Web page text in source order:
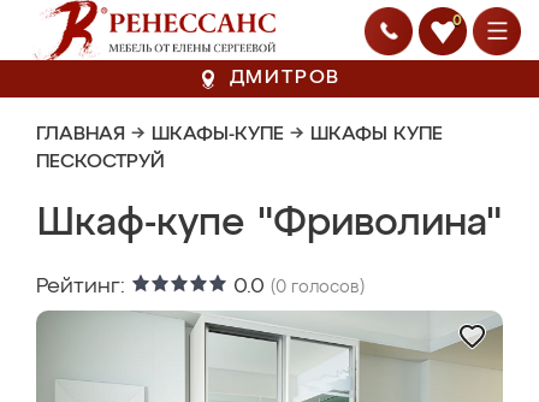
0
ДМИТРОВ
ГЛАВНАЯ → ШКАФЫ-КУПЕ → ШКАФЫ КУПЕ
ПЕСКОСТРУЙ
Шкаф-купе "Фриволина"
Рейтинг: 0.0 (0 голосов)